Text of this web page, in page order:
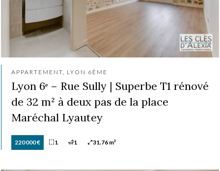
APPARTEMENT, LYON 6ÈME
Lyon 6ᵉ – Rue Sully | Superbe T1 rénové
de 32 m² à deux pas de la place
Maréchal Lyautey
220 000 € 1 1 31.76 m²